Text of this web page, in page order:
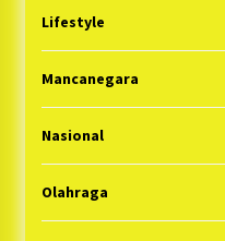
Lifestyle
Mancanegara
Nasional
Olahraga